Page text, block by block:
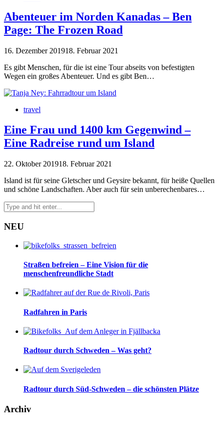
Abenteuer im Norden Kanadas – Ben
Page: The Frozen Road
16. Dezember 201918. Februar 2021
Es gibt Menschen, für die ist eine Tour abseits von befestigten
Wegen ein großes Abenteuer. Und es gibt Ben…
travel
Eine Frau und 1400 km Gegenwind –
Eine Radreise rund um Island
22. Oktober 201918. Februar 2021
Island ist für seine Gletscher und Geysire bekannt, für heiße Quellen
und schöne Landschaften. Aber auch für sein unberechenbares…
NEU
Straßen befreien – Eine Vision für die
menschenfreundliche Stadt
Radfahren in Paris
Radtour durch Schweden – Was geht?
Radtour durch Süd-Schweden – die schönsten Plätze
Archiv